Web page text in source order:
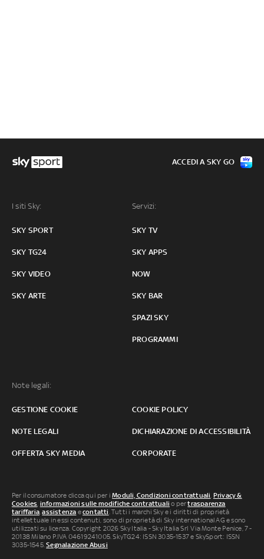
I siti Sky:
SKY SPORT
SKY TG24
SKY VIDEO
SKY ARTE
Servizi:
SKY TV
SKY APPS
NOW
SKY BAR
SPAZI SKY
PROGRAMMI
Note legali:
GESTIONE COOKIE COOKIE POLICY
NOTE LEGALI DICHIARAZIONE DI ACCESSIBILITÀ
OFFERTA SKY MEDIA CORPORATE
ACCEDI A SKY GO
Per il consumatore clicca qui per iModuli, Condizioni contrattuali, Privacy &
Cookies, informazioni sulle modifiche contrattuali o pertrasparenza
tariffaria,assistenza econtatti. Tutti i marchi Sky e i diritti di proprietà
intellettuale in essi contenuti, sono di proprietà di Sky international AG e sono
utilizzati su licenza. Copyright 2026 Sky Italia - Sky Italia Srl Via Monte Penice, 7 -
20138 Milano P.IVA 04619241005. SkyTG24: ISSN 3035-1537 e SkySport: ISSN
3035-1545.Segnalazione Abusi